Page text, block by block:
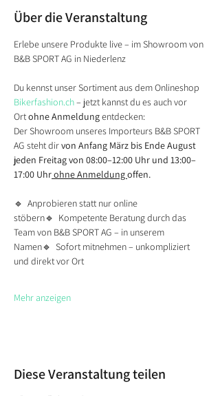
Über die Veranstaltung
Erlebe unsere Produkte live – im Showroom von
B&B SPORT AG in Niederlenz
Du kennst unser Sortiment aus dem Onlineshop
Bikerfashion.ch – jetzt kannst du es auch vor
Ort ohne Anmeldung entdecken:
Der Showroom unseres Importeurs B&B SPORT
AG steht dir von Anfang März bis Ende August
jeden Freitag von 08:00–12:00 Uhr und 13:00–
17:00 Uhr ohne Anmeldung offen.
🔹  Anprobieren statt nur online
stöbern🔹  Kompetente Beratung durch das
Team von B&B SPORT AG – in unserem
Namen🔹  Sofort mitnehmen – unkompliziert
und direkt vor Ort
Mehr anzeigen
Diese Veranstaltung teilen